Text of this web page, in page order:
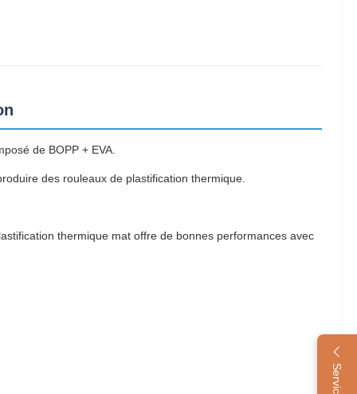
de BOPP + EVA.
des rouleaux de plastification thermique.
thermique mat offre de bonnes performances avec